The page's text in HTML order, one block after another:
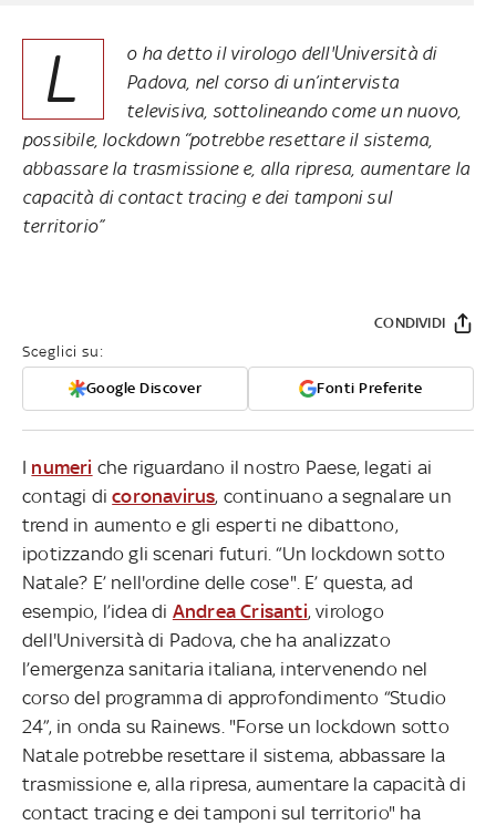
L
o ha detto il virologo dell'Università di
Padova, nel corso di un’intervista
televisiva, sottolineando come un nuovo,
possibile, lockdown “potrebbe resettare il sistema,
abbassare la trasmissione e, alla ripresa, aumentare la
capacità di contact tracing e dei tamponi sul
territorio”
Sceglici su:
Google Discover Fonti Preferite
CONDIVIDI
I numeri che riguardano il nostro Paese, legati ai
contagi dicoronavirus, continuano a segnalare un
trend in aumento e gli esperti ne dibattono,
ipotizzando gli scenari futuri. “Un lockdown sotto
Natale? E’ nell'ordine delle cose". E’ questa, ad
esempio, l’idea di Andrea Crisanti, virologo
dell'Università di Padova, che ha analizzato
l’emergenza sanitaria italiana, intervenendo nel
corso del programma di approfondimento “Studio
24”, in onda su Rainews. "Forse un lockdown sotto
Natale potrebbe resettare il sistema, abbassare la
trasmissione e, alla ripresa, aumentare la capacità di
contact tracing e dei tamponi sul territorio" ha